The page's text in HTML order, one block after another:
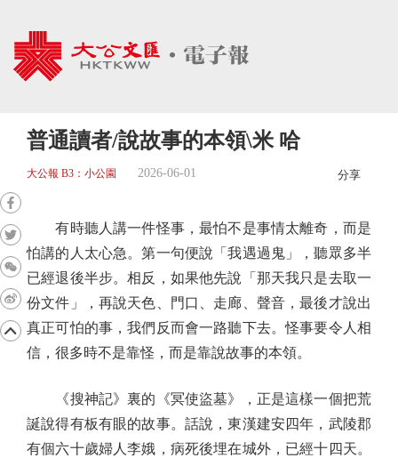
普通讀者/說故事的本領\米 哈
大公報 B3：小公園 2026-06-01 分享
有時聽人講一件怪事，最怕不是事情太離奇，而是
怕講的人太心急。第一句便說「我遇過鬼」，聽眾多半
已經退後半步。相反，如果他先說「那天我只是去取一
份文件」，再說天色、門口、走廊、聲音，最後才說出
真正可怕的事，我們反而會一路聽下去。怪事要令人相
信，很多時不是靠怪，而是靠說故事的本領。
《搜神記》裏的《冥使盜墓》，正是這樣一個把荒
誕說得有板有眼的故事。話說，東漢建安四年，武陵郡
有個六十歲婦人李娥，病死後埋在城外，已經十四天。